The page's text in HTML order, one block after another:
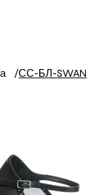
/СС-БЛ-SWAN